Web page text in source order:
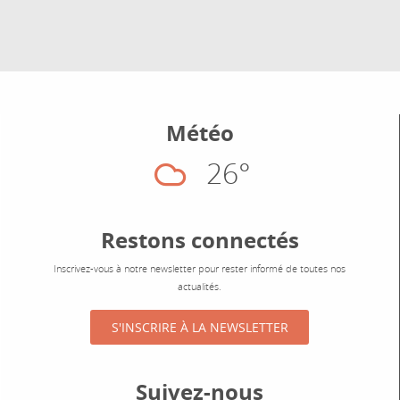
Météo
Nuageux
26°
Restons connectés
Inscrivez-vous à notre newsletter pour rester informé de toutes nos
actualités.
S'INSCRIRE À LA NEWSLETTER
Suivez-nous